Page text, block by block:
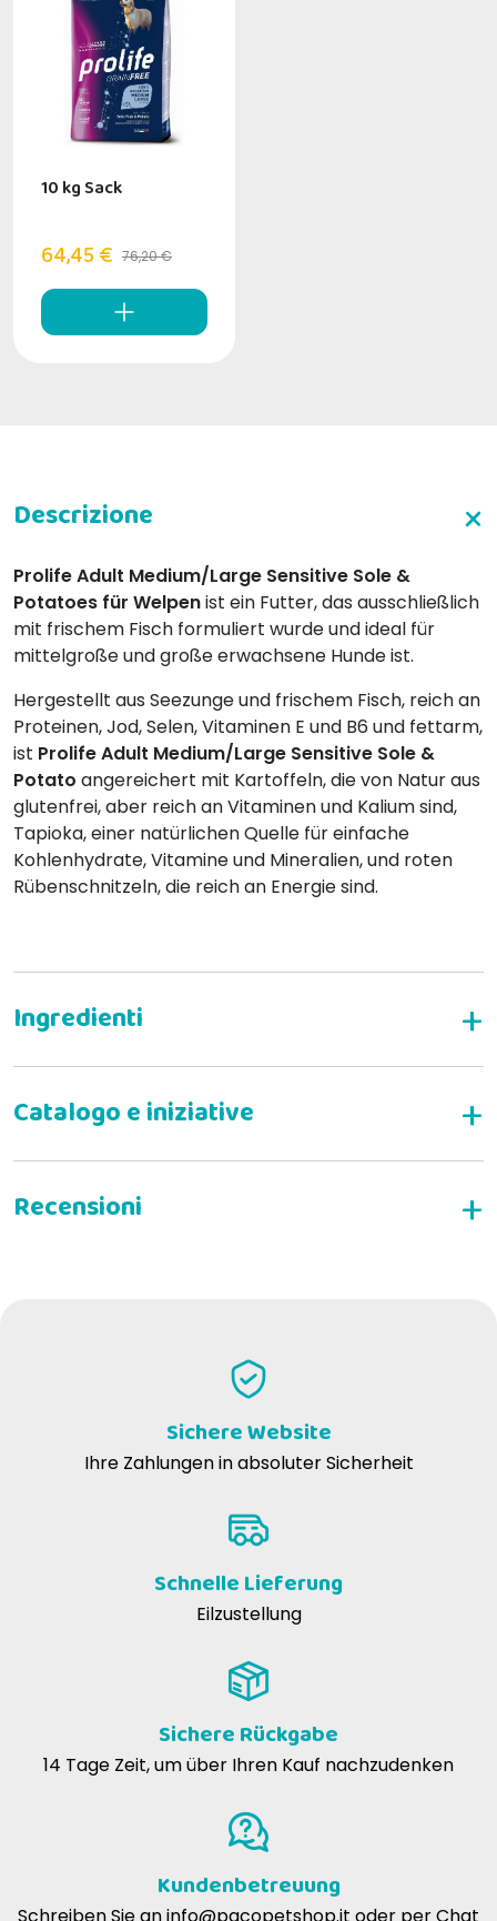
10 kg Sack
64,45 € 76,20 €
Prolife Adult Medium/Large Sensitive Sole &
Potatoes für Welpenist ein Futter, das ausschließlich
mit frischem Fisch formuliert wurde und ideal für
mittelgroße und große erwachsene Hunde ist.
Hergestellt aus Seezunge und frischem Fisch, reich an
Proteinen, Jod, Selen, Vitaminen E und B6 und fettarm,
ist Prolife Adult Medium/Large Sensitive Sole &
Potato angereichert mit Kartoffeln, die von Natur aus
glutenfrei, aber reich an Vitaminen und Kalium sind,
Tapioka, einer natürlichen Quelle für einfache
Kohlenhydrate, Vitamine und Mineralien, und roten
Rübenschnitzeln, die reich an Energie sind.
Nutrigenomik entwickelt, der
Sichere Website
Ihre Zahlungen in absoluter Sicherheit
Schnelle Lieferung
Eilzustellung
Sichere Rückgabe
14 Tage Zeit, um über Ihren Kauf nachzudenken
Kundenbetreuung
Schreiben Sie aninfo@pacopetshop.it oder per Chat